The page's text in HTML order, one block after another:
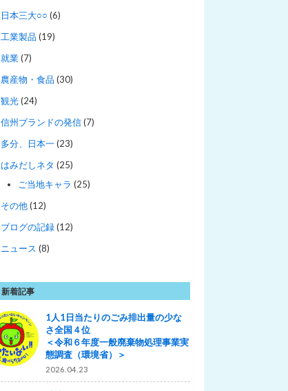
日本三大○○ (6)
工業製品 (19)
就業(7)
農産物・食品 (30)
観光(24)
信州ブランドの発信(7)
多分、日本一(23)
はみだしネタ (25)
ご当地キャラ (25)
その他(12)
ブログの記録(12)
ニュース (8)
新着記事
1人1日当たりのごみ排出量の少な
さ全国４位
＜令和６年度一般廃棄物処理事業実
態調査（環境省）＞
2026.04.23